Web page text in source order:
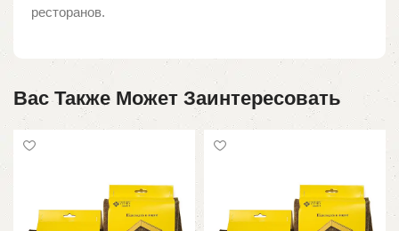
ресторанов.
Вас Также Может Заинтересовать